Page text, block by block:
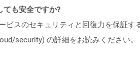
ても安全ですか?
ビスのセキュリティと回復力を保証
security) の詳細をお読みください。